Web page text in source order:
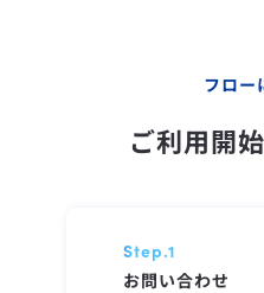
フロー
ご利用開
Step.1
お問い合わせ